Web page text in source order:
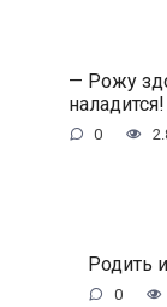
— Рожу
наладится!
0
Родить
0